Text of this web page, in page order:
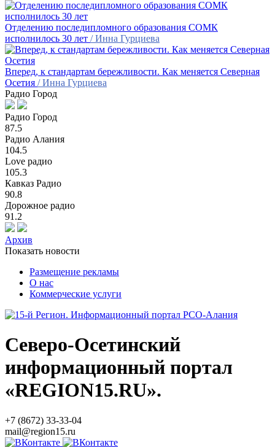
Отделению последипломного образования СОМК
исполнилось 30 лет / Инна Гурциева
Вперед, к стандартам бережливости. Как меняется Северная
Осетия / Инна Гурциева
Радио Город
Радио Город
87.5
Радио Алания
104.5
Love радио
105.3
Кавказ Радио
90.8
Дорожное радио
91.2
Архив
Показать новости
Размещение рекламы
О нас
Коммерческие услуги
Северо-Осетинский
информационный портал
«REGION15.RU».
+7 (8672) 33-33-04
mail@region15.ru